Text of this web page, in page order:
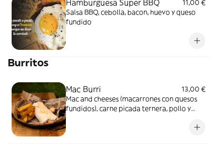
Hamburguesa Super BBQ
11,00 €
Salsa BBQ, cebolla, bacon, huevo y queso
fundido
Burritos
Mac Burri
13,00 €
Mac and cheeses (macarrones con quesos
fundidos), carne picada ternera, pollo y